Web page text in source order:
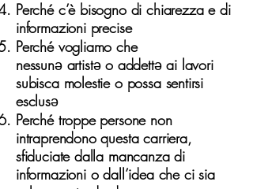
Perché c’è bisogno di chiarezza e di
informazioni precise
Perché vogliamo che
nessunəartistəo addettəai lavori
subisca molestie o possa sentirsi
esclusə
Perché troppe persone non
intraprendono questa carriera,
sfiduciate dalla mancanza di
informazioni o dall’idea che ci sia